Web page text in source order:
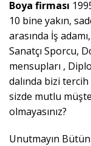
Boya firması
10 bine yakın,
arasında İş
Sanatçı Sporcu,
mensupları ,
dalında bizi
sizde mutlu
olmayasınız?
Unutmayın